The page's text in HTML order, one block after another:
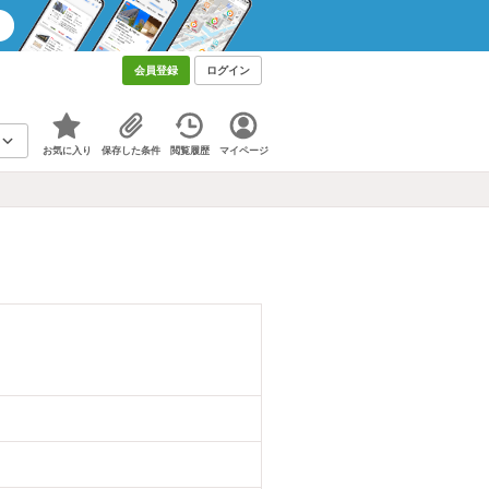
会員登録 ログイン
お気に入り 保存した条件 閲覧履歴 マイページ